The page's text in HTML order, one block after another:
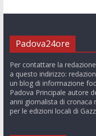
Padova24ore
Per contattare la
a questo indirizzo:
un blog di informazione
Padova Principale autore
anni giornalista di cronaca
per le edizioni locali di